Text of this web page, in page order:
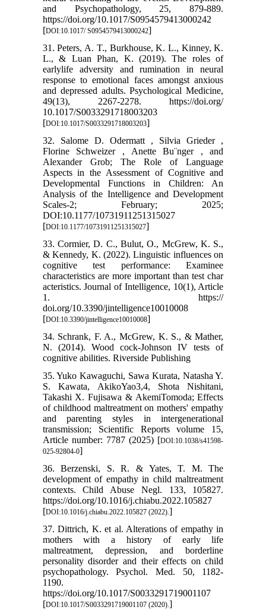
and Psychopathology, 25, 879-889.
https://doi.org/10.1017/S0954579413000242
[DOI:10.1017/ S0954579413000242]
31. Peters, A. T., Burkhouse, K. L., Kinney, K.
L., & Luan Phan, K. (2019). The roles of
earlylife adversity and rumination in neural
response to emotional faces amongst anxious
and depressed adults. Psychological Medicine,
49(13), 2267-2278. https://doi.org/
10.1017/S0033291718003203
[DOI:10.1017/S0033291718003203]
32. Salome D. Odermatt , Silvia Grieder ,
Florine Schweizer , Anette Bu¨nger , and
Alexander Grob; The Role of Language
Aspects in the Assessment of Cognitive and
Developmental Functions in Children: An
Analysis of the Intelligence and Development
Scales-2; February; 2025;
DOI:10.1177/10731911251315027
[DOI:10.1177/10731911251315027]
33. Cormier, D. C., Bulut, O., McGrew, K. S.,
& Kennedy, K. (2022). Linguistic influences on
cognitive test performance: Examinee
characteristics are more important than test char
acteristics. Journal of Intelligence, 10(1), Article
1. https://
doi.org/10.3390/jintelligence10010008
[DOI:10.3390/jintelligence10010008]
34. Schrank, F. A., McGrew, K. S., & Mather,
N. (2014). Wood cock-Johnson IV tests of
cognitive abilities. Riverside Publishing
35. Yuko Kawaguchi, Sawa Kurata, Natasha Y.
S. Kawata, AkikoYao3,4, Shota Nishitani,
Takashi X. Fujisawa & AkemiTomoda; Effects
of childhood maltreatment on mothers' empathy
and parenting styles in intergenerational
transmission; Scientific Reports volume 15,
Article number: 7787 (2025) [DOI:10.1038/s41598-
025-92804-0]
36. Berzenski, S. R. & Yates, T. M. The
development of empathy in child maltreatment
contexts. Child Abuse Negl. 133, 105827.
https://doi.org/10.1016/j.chiabu.2022.105827
[DOI:10.1016/j.chiabu.2022.105827 (2022).]
37. Dittrich, K. et al. Alterations of empathy in
mothers with a history of early life
maltreatment, depression, and borderline
personality disorder and their effects on child
psychopathology. Psychol. Med. 50, 1182-
1190.
https://doi.org/10.1017/S0033291719001107
[DOI:10.1017/S0033291719001107 (2020).]